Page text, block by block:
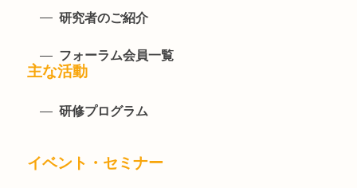
研究者のご紹介
フォーラム会員一覧
主な活動
研修プログラム
イベント・セミナー